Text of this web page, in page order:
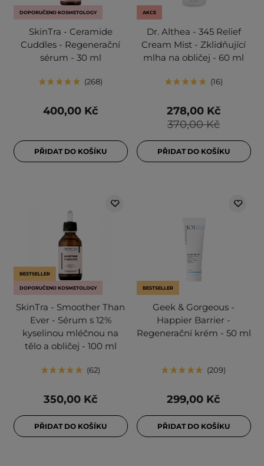
DOPORUČENO KOSMETOLOGY
SkinTra - Ceramide
Cuddles - Regenerační
sérum - 30 ml
268
400,00 Kč
PŘIDAT DO KOŠÍKU
AKCE
Dr. Althea - 345 Relief
Cream Mist - Zklidňující
mlha na obličej - 60 ml
16
370,00 Kč
278,00 Kč
PŘIDAT DO KOŠÍKU
BESTSELLER
DOPORUČENO KOSMETOLOGY
SkinTra - Smoother Than
Ever - Sérum s 12%
kyselinou mléčnou na
tělo a obličej - 100 ml
62
350,00 Kč
PŘIDAT DO KOŠÍKU
BESTSELLER
Geek & Gorgeous -
Happier Barrier -
Regenerační krém - 50 ml
209
299,00 Kč
PŘIDAT DO KOŠÍKU